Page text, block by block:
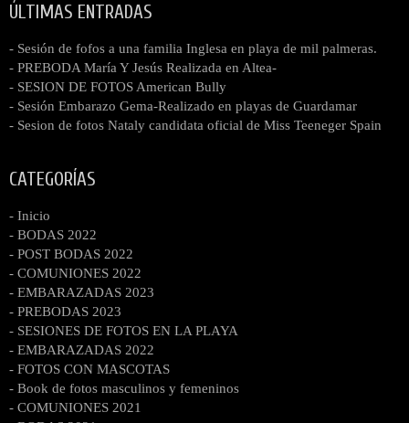
ÚLTIMAS ENTRADAS
- Sesión de fofos a una familia Inglesa en playa de mil palmeras.
- PREBODA María Y Jesús Realizada en Altea-
- SESION DE FOTOS American Bully
- Sesión Embarazo Gema-Realizado en playas de Guardamar
- Sesion de fotos Nataly candidata oficial de Miss Teeneger Spain
CATEGORÍAS
- Inicio
- BODAS 2022
- POST BODAS 2022
- COMUNIONES 2022
- EMBARAZADAS 2023
- PREBODAS 2023
- SESIONES DE FOTOS EN LA PLAYA
- EMBARAZADAS 2022
- FOTOS CON MASCOTAS
- Book de fotos masculinos y femeninos
- COMUNIONES 2021